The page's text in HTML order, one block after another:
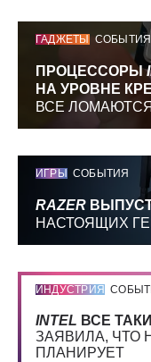
ГАДЖЕТЫ СОБЫТИЯ
ПРОЦЕССОРЫ
НА УРОВНЕ
ВСЕ
ИГРЫ СОБЫТИЯ
RAZER
НАСТОЯЩИХ
ИНДУСТРИЯ
INTEL ВСЕ
ЗАЯВИЛА, ЧТО
ПЛАНИРУЕТ